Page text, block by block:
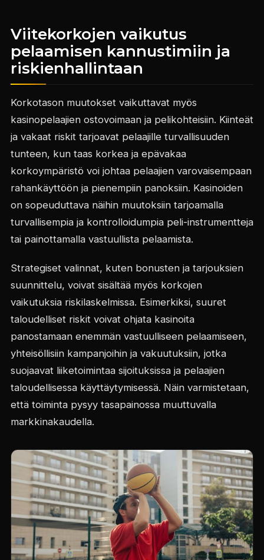
Viitekorkojen vaikutus
pelaamisen kannustimiin ja
riskienhallintaan
Korkotason muutokset vaikuttavat myös
kasinopelaajien ostovoimaan ja pelikohteisiin. Kiinteät
ja vakaat riskit tarjoavat pelaajille turvallisuuden
tunteen, kun taas korkea ja epävakaa
korkoympäristö voi johtaa pelaajien varovaisempaan
rahankäyttöön ja pienempiin panoksiin. Kasinoiden
on sopeuduttava näihin muutoksiin tarjoamalla
turvallisempia ja kontrolloidumpia peli-instrumentteja
tai painottamalla vastuullista pelaamista.
Strategiset valinnat, kuten bonusten ja tarjouksien
suunnittelu, voivat sisältää myös korkojen
vaikutuksia riskilaskelmissa. Esimerkiksi, suuret
taloudelliset riskit voivat ohjata kasinoita
panostamaan enemmän vastuulliseen pelaamiseen,
yhteisöllisiin kampanjoihin ja vakuutuksiin, jotka
suojaavat liiketoimintaa sijoituksissa ja pelaajien
taloudellisessa käyttäytymisessä. Näin varmistetaan,
että toiminta pysyy tasapainossa muuttuvalla
markkinakaudella.